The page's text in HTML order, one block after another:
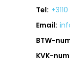
Tel:
Email:
BTW-
KVK-